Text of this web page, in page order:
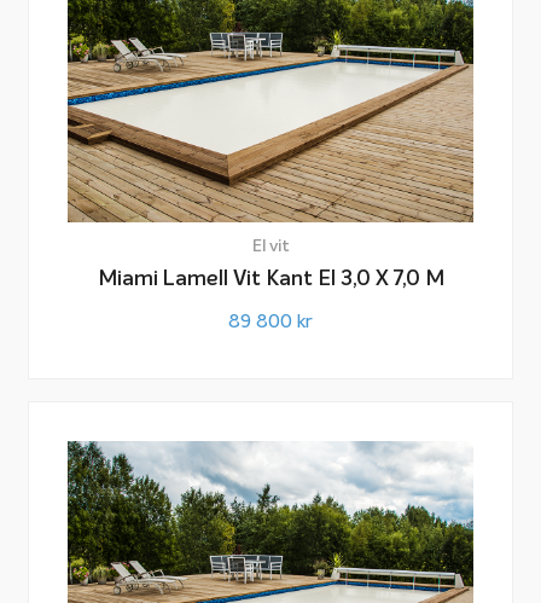
Poolskyddet levereras som standard i vitt men kan
även levereras i färgerna beige, grå eller blå.
Lamellskydd till pool med trappa
Har du en trappa på en kortsida kan du köpa till en
trappflik för den. Detta gäller dock inte vår
El vit
Miami Lamell Vit Kant El 3,0 X 7,0 M
89 800 kr